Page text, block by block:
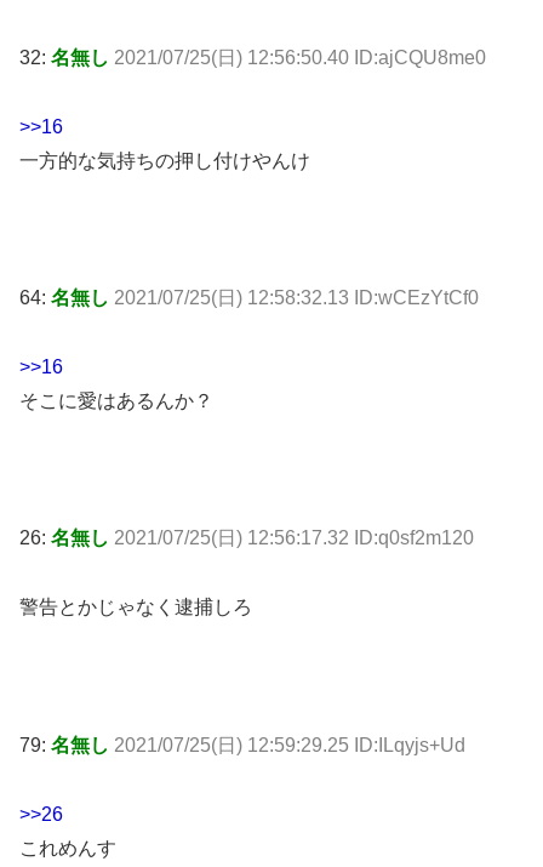
32: 名無し 2021/07/25(日) 12:56:50.40 ID:ajCQU8me0
>>16
一方的な気持ちの押し付けやんけ
64: 名無し 2021/07/25(日) 12:58:32.13 ID:wCEzYtCf0
>>16
そこに愛はあるんか？
26: 名無し 2021/07/25(日) 12:56:17.32 ID:q0sf2m120
警告とかじゃなく逮捕しろ
79: 名無し 2021/07/25(日) 12:59:29.25 ID:ILqyjs+Ud
>>26
これめんす